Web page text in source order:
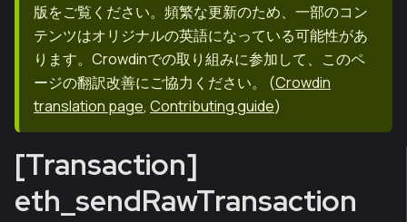
版をご覧ください。頻繁な更新のため、一部のコン
テンツはオリジナルの英語になっている可能性があ
ります。Crowdinでの取り組みに参加して、このペ
ージの翻訳改善にご協力ください。
(Crowdin
translation page, Contributing guide)
[Transaction]
eth_sendRawTransaction